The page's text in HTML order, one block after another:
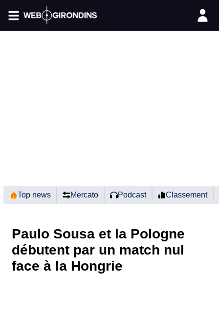
Top news Mercato Podcast Classement
Paulo Sousa et la Pologne
débutent par un match nul
face à la Hongrie